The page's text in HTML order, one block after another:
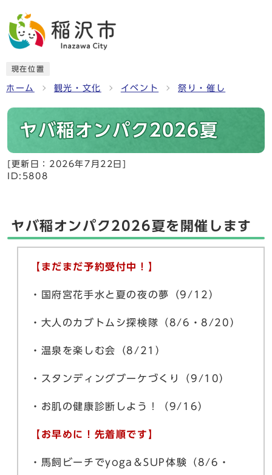
現在位置
ホーム 観光・文化 イベント 祭り・催し
ヤバ稲オンパク2026夏
[更新日： 2026年7月22日
ID:5808
ヤバ稲オンパク2026夏を開催します
【まだまだ予約受付中！】
・国府宮花手水と夏の夜の夢（9/12）
・大人のカブトムシ探検隊（8/6・8/20）
・温泉を楽しむ会（8/21）
・スタンディングブーケづくり（9/10）
・お肌の健康診断しよう！（9/16）
【お早めに！先着順です】
・馬飼ビーチでyoga＆SUP体験（8/6・